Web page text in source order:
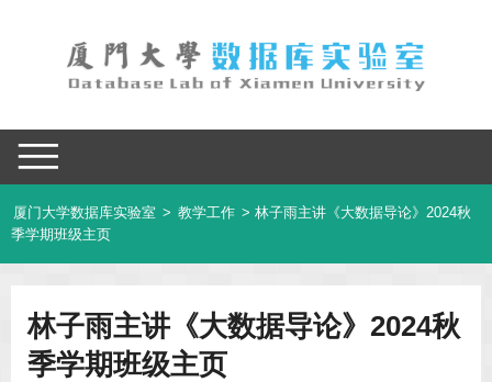
厦门大学数据库实验室 > 教学工作 > 林子雨主讲《大数据导论》2024秋
季学期班级主页
林子雨主讲《大数据导论》2024秋
季学期班级主页